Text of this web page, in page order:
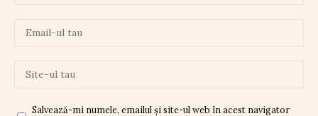
Salvează-mi numele, emailul și site-ul web în acest navigator